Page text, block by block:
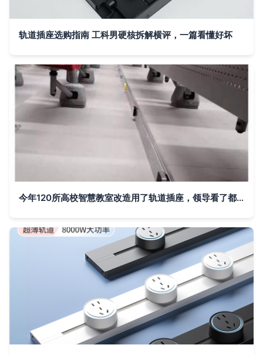
轨道插座选购指南 工科男硬核拆解横评，一篇看懂好坏
今年120所高校智慧教室改造用了轨道插座，领导看了都点赞！